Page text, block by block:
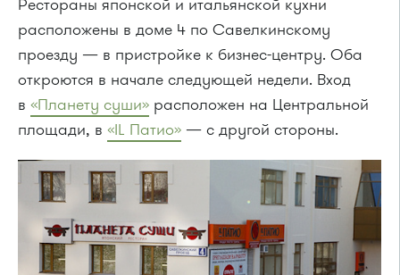
Рестораны японской и итальянской кухни
расположены в доме 4 по Савелкинскому
проезду — в пристройке к бизнес-центру. Оба
откроются в начале следующей недели. Вход
в «Планету суши» расположен на Центральной
площади, в «IL Патио» — с другой стороны.